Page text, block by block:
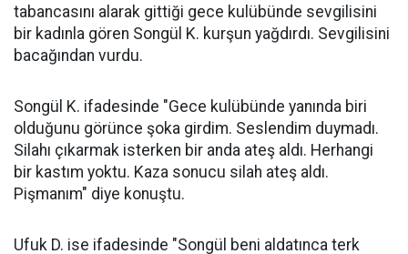
tabancasını alarak gittiği gece kulübünde sevgilisini
bir kadınla gören Songül K. kurşun yağdırdı. Sevgilisini
bacağından vurdu.
Songül K. ifadesinde "Gece kulübünde yanında biri
olduğunu görünce şoka girdim. Seslendim duymadı.
Silahı çıkarmak isterken bir anda ateş aldı. Herhangi
bir kastım yoktu. Kaza sonucu silah ateş aldı.
Pişmanım" diye konuştu.
Ufuk D. ise ifadesinde "Songül beni aldatınca terk